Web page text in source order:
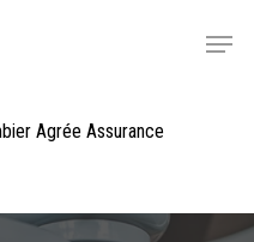
Menu
Agrée Assurance